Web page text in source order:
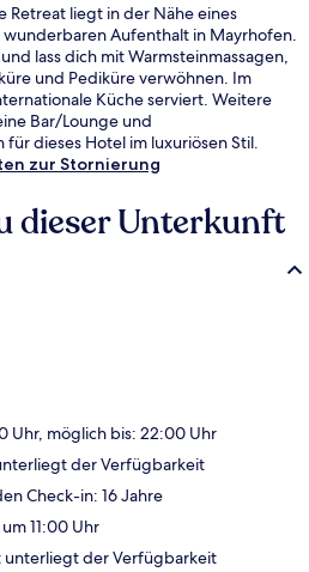
Retreat liegt in der Nähe eines
Aufenthalt in Mayrhofen.
lass dich mit Warmsteinmassagen,
und Pediküre verwöhnen. Im
Küche serviert. Weitere
Bar/Lounge und
dieses Hotel im luxuriösen Stil.
zur Stornierung
dieser Unterkunft
Uhr, möglich bis: 22:00 Uhr
der Verfügbarkeit
Check-in: 16 Jahre
11:00 Uhr
unterliegt der Verfügbarkeit